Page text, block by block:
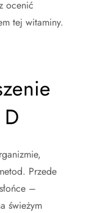
ocenić
tej witaminy.
Przede
–
świeżym